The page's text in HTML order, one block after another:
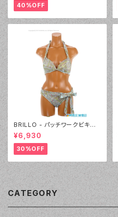
40%OFF
BRILLO - パッチワークビキニ
（3309 - 70:ブルー）
¥6,930
30%OFF
CATEGORY